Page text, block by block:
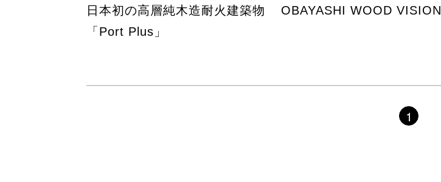
日本初の高層純木造耐火建築物
「Port Plus」
OBAYASHI WOOD VISION
1